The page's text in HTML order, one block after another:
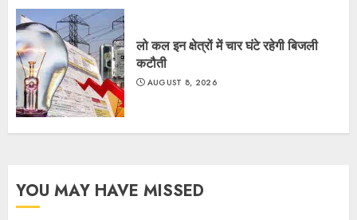
लो कल इन क्षेत्रों में चार घंटे रहेगी बिजली
कटौती
AUGUST 8, 2026
YOU MAY HAVE MISSED